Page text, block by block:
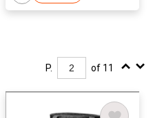
P. of 11